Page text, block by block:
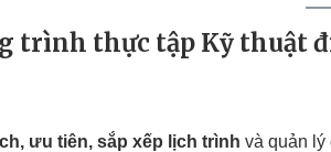
trình thực tập Kỹ thuật
ưu tiên, sắp xếp lịch trình và quản lý